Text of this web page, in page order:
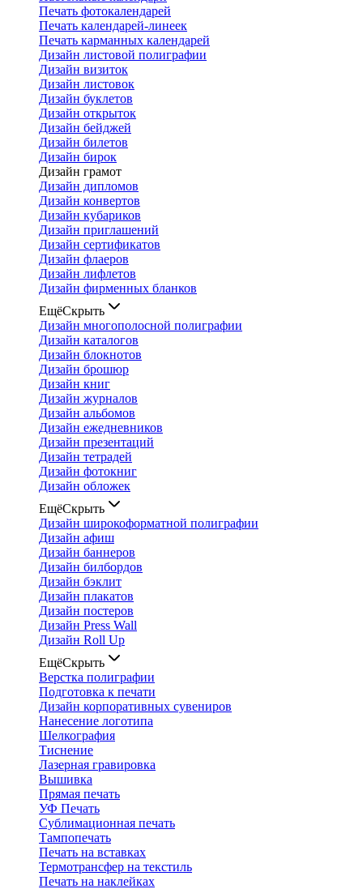
Печать фотокалендарей
Печать календарей-линеек
Печать карманных календарей
Дизайн листовой полиграфии
Дизайн визиток
Дизайн листовок
Дизайн буклетов
Дизайн открыток
Дизайн бейджей
Дизайн билетов
Дизайн бирок
Дизайн грамот
Дизайн дипломов
Дизайн конвертов
Дизайн кубариков
Дизайн приглашений
Дизайн сертификатов
Дизайн флаеров
Дизайн лифлетов
Дизайн фирменных бланков
ЕщёСкрыть
Дизайн многополосной полиграфии
Дизайн каталогов
Дизайн блокнотов
Дизайн брошюр
Дизайн книг
Дизайн журналов
Дизайн альбомов
Дизайн ежедневников
Дизайн презентаций
Дизайн тетрадей
Дизайн фотокниг
Дизайн обложек
ЕщёСкрыть
Дизайн широкоформатной полиграфии
Дизайн афиш
Дизайн баннеров
Дизайн билбордов
Дизайн бэклит
Дизайн плакатов
Дизайн постеров
Дизайн Press Wall
Дизайн Roll Up
ЕщёСкрыть
Верстка полиграфии
Подготовка к печати
Дизайн корпоративных сувениров
Нанесение логотипа
Шелкография
Тиснение
Лазерная гравировка
Вышивка
Прямая печать
УФ Печать
Сублимационная печать
Тампопечать
Печать на вставках
Термотрансфер на текстиль
Печать на наклейках